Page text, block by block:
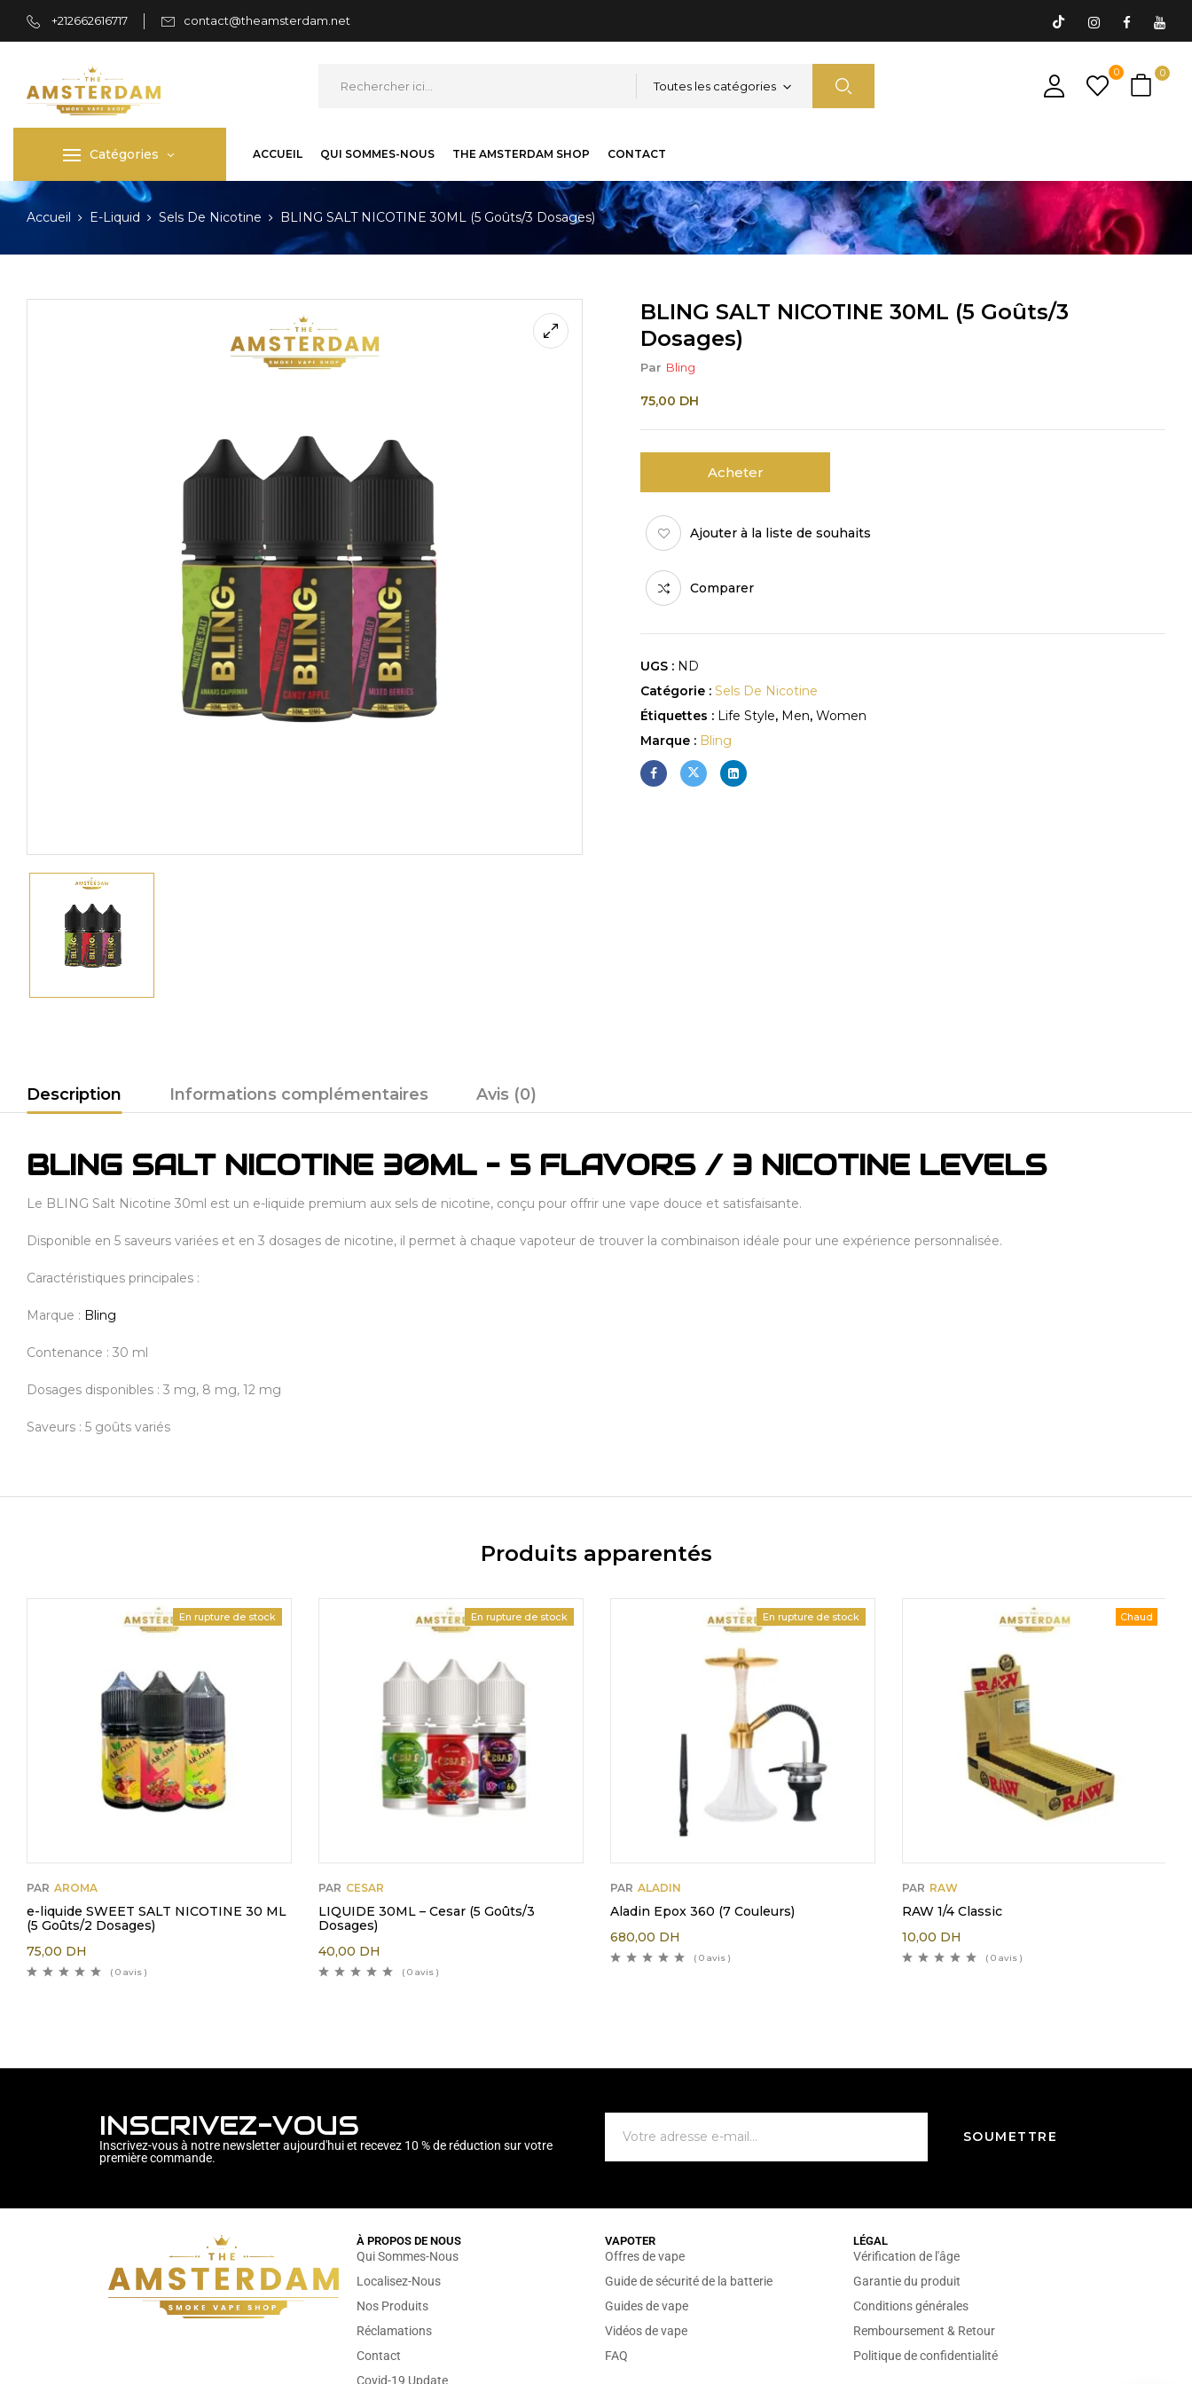
+212662616717 contact@theamsterdam.net
Toutes les catégories
0 0
Catégories ACCUEIL QUI SOMMES-NOUS THE AMSTERDAM SHOP CONTACT
Accueil E-Liquid Sels De Nicotine BLING SALT NICOTINE 30ML (5 Goûts/3 Dosages)
BLING SALT NICOTINE 30ML (5 Goûts/3
Dosages)
Par Bling
75,00 DH
Acheter
Ajouter à la liste de souhaits
Comparer
UGS : ND
Catégorie : Sels De Nicotine
Étiquettes : Life Style, Men, Women
Marque : Bling
Description Informations complémentaires Avis (0)
BLING SALT NICOTINE 30ML – 5 FLAVORS / 3 NICOTINE LEVELS
Le BLING Salt Nicotine 30ml est un e-liquide premium aux sels de nicotine, conçu pour offrir une vape douce et satisfaisante.
Disponible en 5 saveurs variées et en 3 dosages de nicotine, il permet à chaque vapoteur de trouver la combinaison idéale pour une expérience personnalisée.
Caractéristiques principales :
Marque : Bling
Contenance : 30 ml
Dosages disponibles : 3 mg, 8 mg, 12 mg
Saveurs : 5 goûts variés
Produits apparentés
En rupture de stock
PAR AROMA
e-liquide SWEET SALT NICOTINE 30 ML
(5 Goûts/2 Dosages)
75,00 DH
( 0 avis )
En rupture de stock
PAR CESAR
LIQUIDE 30ML – Cesar (5 Goûts/3
Dosages)
40,00 DH
( 0 avis )
En rupture de stock
PAR ALADIN
Aladin Epox 360 (7 Couleurs)
680,00 DH
( 0 avis )
Chaud
PAR RAW
RAW 1/4 Classic
10,00 DH
( 0 avis )
INSCRIVEZ-VOUS
Inscrivez-vous à notre newsletter aujourd'hui et recevez 10 % de réduction sur votre
première commande.
À PROPOS DE NOUS
Qui Sommes-Nous
Localisez-Nous
Nos Produits
Réclamations
Contact
Covid-19 Update
VAPOTER
Offres de vape
Guide de sécurité de la batterie
Guides de vape
Vidéos de vape
FAQ
LÉGAL
Vérification de l'âge
Garantie du produit
Conditions générales
Remboursement & Retour
Politique de confidentialité